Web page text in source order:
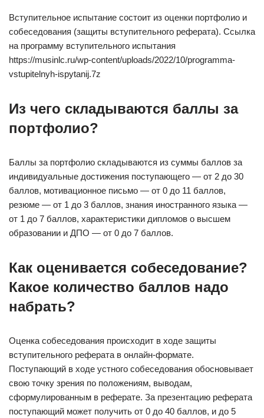
Вступительное испытание состоит из оценки портфолио и
собеседования (защиты вступительного реферата). Ссылка
на программу вступительного испытания
https://musinlc.ru/wp-content/uploads/2022/10/programma-
vstupitelnyh-ispytanij.7z
Из чего складываются баллы за
портфолио?
Баллы за портфолио складываются из суммы баллов за
индивидуальные достижения поступающего — от 2 до 30
баллов, мотивационное письмо — от 0 до 11 баллов,
резюме — от 1 до 3 баллов, знания иностранного языка —
от 1 до 7 баллов, характеристики дипломов о высшем
образовании и ДПО — от 0 до 7 баллов.
Как оценивается собеседование?
Какое количество баллов надо
набрать?
Оценка собеседования происходит в ходе защиты
вступительного реферата в онлайн-формате. ​
Поступающий в ходе устного собеседования обосновывает
свою точку зрения по положениям, выводам,
сформулированным в реферате. За презентацию реферата
поступающий может получить от 0 до 40 баллов, и до 5